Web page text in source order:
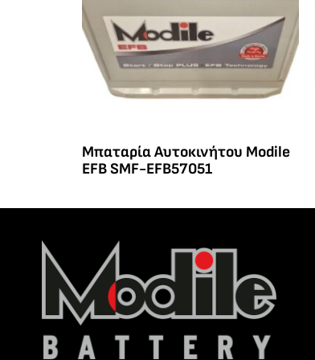
Μπαταρία Αυτοκινήτου Modile
EFB SMF-EFB57051